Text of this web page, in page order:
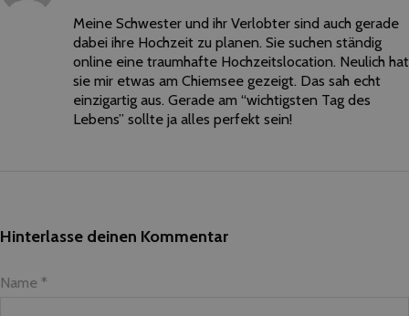
Meine Schwester und ihr Verlobter sind auch gerade
dabei ihre Hochzeit zu planen. Sie suchen ständig
online eine traumhafte Hochzeitslocation. Neulich hat
sie mir etwas am Chiemsee gezeigt. Das sah echt
einzigartig aus. Gerade am “wichtigsten Tag des
Lebens” sollte ja alles perfekt sein!
Hinterlasse deinen Kommentar
Name *